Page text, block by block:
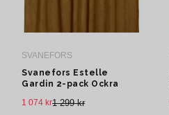
SVANEFORS
Svanefors Estelle
Gardin 2-pack Ockra
1 299 kr
1 074 kr